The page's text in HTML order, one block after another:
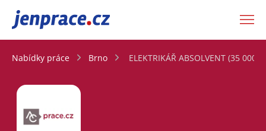
JenPráce.cz
Nabídky práce Brno ELEKTRIKÁŘ ABSOLVENT (35 000